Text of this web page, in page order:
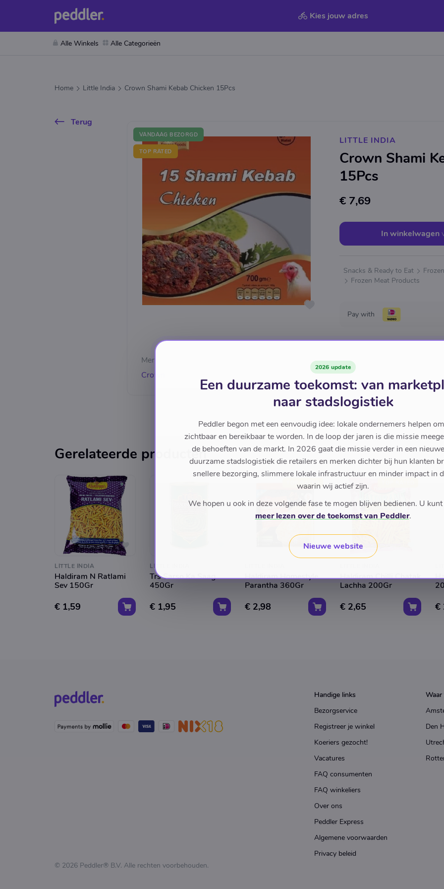
Kies jouw adres
Alle Winkels Alle Categorieën
Home Little India Crown Shami Kebab Chicken 15Pcs
Terug
TOP RATED
VANDAAG BEZORGD
LITTLE INDIA
Crown Shami
15Pcs
€ 7,69
In winkelwagen
Snacks & Ready to Eat
Frozen Meat Products
Pay with
Merk
Crown
Gerelateerde producten
LITTLE INDIA
Haldiram N Ratlami
Sev 150Gr
€ 1,59
LITTLE INDIA
Trs Sarso Ka Saag
450Gr
€ 1,95
TOP RATED
Haldiram Homestyle
Parantha 360Gr
€ 2,98
Haldiram Chilli Chatak
Lachha 200Gr
€ 2,65 €
Handige links
Bezorgservice
Registreer je winkel
Koeriers gezocht!
Vacatures
FAQ consumenten
FAQ winkeliers
Over ons
Peddler Express
Algemene voorwaarden
Privacy beleid
Waar
Den
© 2026 Peddler® B.V. Alle rechten voorbehouden.
2026 update
Een duurzame toekomst: van
naar stadslogistiek
Peddler begon met een eenvoudig idee: lokale ondernemers helpen
zichtbaar en bereikbaar te worden. In de loop der jaren is die missie
de behoeften van de markt. In 2026 gaat die missie verder in een
duurzame stadslogistiek die retailers en merken dichter bij hun klanten
snellere bezorging, slimmere lokale infrastructuur en minder impact in
waarin wij actief zijn.
We hopen u ook in deze volgende fase te mogen blijven bedienen. U
meer lezen over de toekomst van Peddler.
Nieuwe website